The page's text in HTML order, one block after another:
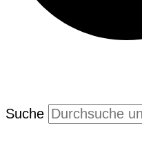
Suche